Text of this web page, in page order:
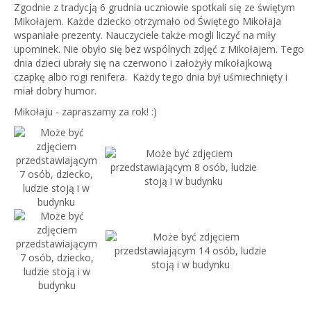
Zgodnie z tradycją 6 grudnia uczniowie spotkali się ze świętym
Mikołajem. Każde dziecko otrzymało od Świętego Mikołaja
wspaniałe prezenty. Nauczyciele także mogli liczyć na miły
upominek. Nie obyło się bez wspólnych zdjęć z Mikołajem. Tego
dnia dzieci ubrały się na czerwono i założyły mikołajkową
czapkę albo rogi renifera. Każdy tego dnia był uśmiechnięty i
miał dobry humor.
Mikołaju - zapraszamy za rok! :)